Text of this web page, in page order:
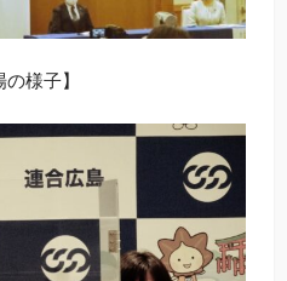
の様子】